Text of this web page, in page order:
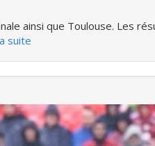
ainsi que Toulouse. Les
suite